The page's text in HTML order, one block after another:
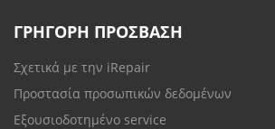
ΓΡΗΓΟΡΗ ΠΡΟΣΒΑΣΗ
Σχετικά με την iRepair
Προστασία προσωπικών δεδομένων
Εξουσιοδοτημένο service